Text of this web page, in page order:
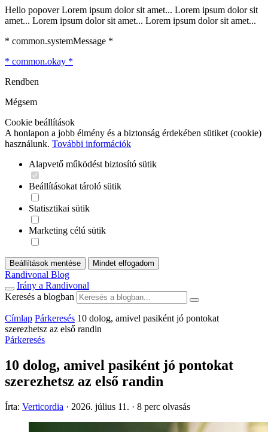
Hello popover Lorem ipsum dolor sit amet... Lorem ipsum dolor sit
amet... Lorem ipsum dolor sit amet... Lorem ipsum dolor sit amet...
* common.systemMessage *
* common.okay *
Rendben
Mégsem
Cookie beállítások
A honlapon a jobb élmény és a biztonság érdekében sütiket (cookie)
használunk. További információk
Alapvető működést biztosító sütik
Beállításokat tároló sütik
Statisztikai sütik
Marketing célú sütik
Beállítások mentése Mindet elfogadom
Randivonal Blog
Irány a Randivonal
Keresés a blogban
Címlap Párkeresés 10 dolog, amivel pasiként jó pontokat
szerezhetsz az első randin
Párkeresés
10 dolog, amivel pasiként jó pontokat
szerezhetsz az első randin
Írta: Verticordia · 2026. július 11. · 8 perc olvasás